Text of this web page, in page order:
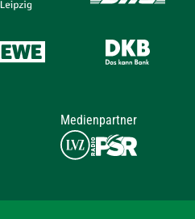
Medienpartner